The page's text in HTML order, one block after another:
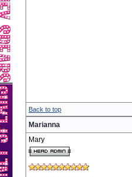
Back to top
Marianna
Mary